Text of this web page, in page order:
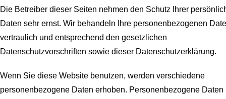
Die Betreiber dieser Seiten nehmen den Schutz Ihrer
Daten sehr ernst. Wir behandeln Ihre personenbezogenen
vertraulich und entsprechend den gesetzlichen
Datenschutzvorschriften sowie dieser Datenschutzerklärung.
Wenn Sie diese Website benutzen, werden verschiedene
personenbezogene Daten erhoben. Personenbezogene Daten